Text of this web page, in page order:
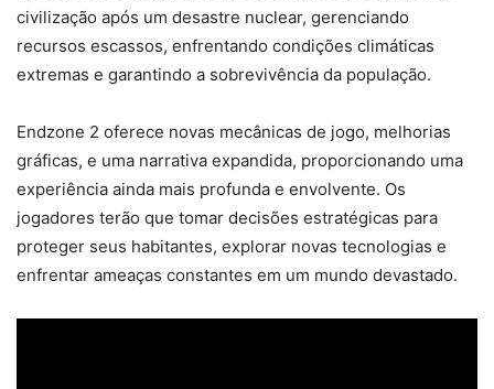
civilização após um desastre nuclear, gerenciando
recursos escassos, enfrentando condições climáticas
extremas e garantindo a sobrevivência da população.
Endzone 2 oferece novas mecânicas de jogo, melhorias
gráficas, e uma narrativa expandida, proporcionando uma
experiência ainda mais profunda e envolvente. Os
jogadores terão que tomar decisões estratégicas para
proteger seus habitantes, explorar novas tecnologias e
enfrentar ameaças constantes em um mundo devastado.